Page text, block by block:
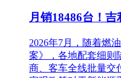
月销18486台！
2026年7月，随着燃
案》，各地配套细则
商、客车全线批量交